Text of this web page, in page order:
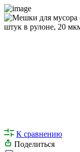
К сравнению
Поделиться